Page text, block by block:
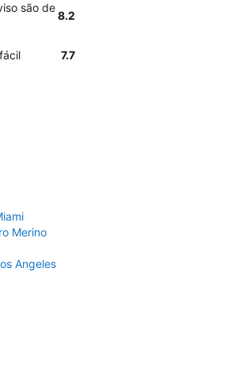
são de
8.2
7.7
Merino
Angeles